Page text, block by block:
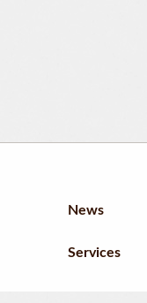
News
Services